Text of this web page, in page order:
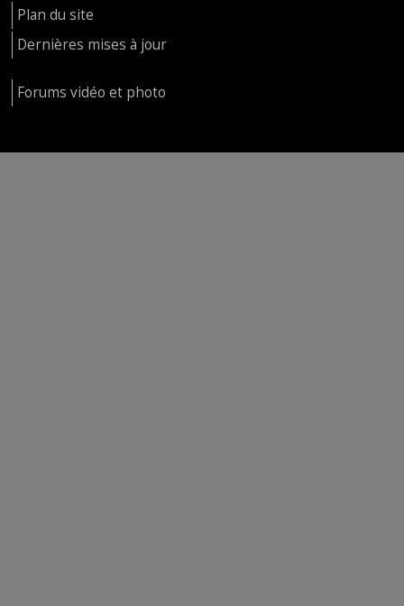
Plan du site
Dernières mises à jour
Forums vidéo et photo